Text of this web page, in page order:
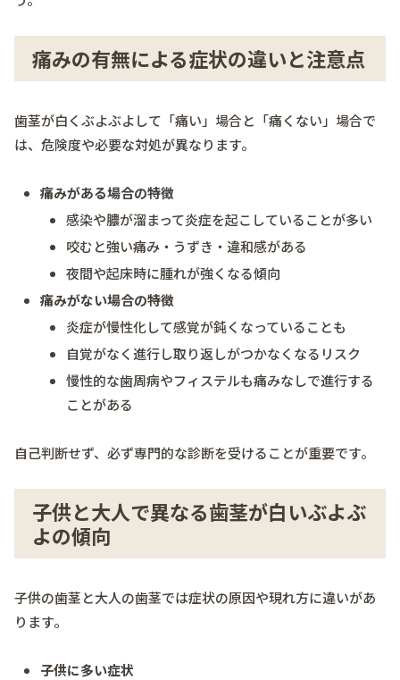
痛みの有無による症状の違いと注意点
歯茎が白くぶよぶよして「痛い」場合と「痛くない」場合で
は、危険度や必要な対処が異なります。
痛みがある場合の特徴
感染や膿が溜まって炎症を起こしていることが多い
咬むと強い痛み・うずき・違和感がある
夜間や起床時に腫れが強くなる傾向
痛みがない場合の特徴
炎症が慢性化して感覚が鈍くなっていることも
自覚がなく進行し取り返しがつかなくなるリスク
慢性的な歯周病やフィステルも痛みなしで進行する
ことがある
自己判断せず、必ず専門的な診断を受けることが重要です。
子供と大人で異なる歯茎が白いぶよぶ
よの傾向
子供の歯茎と大人の歯茎では症状の原因や現れ方に違いがあ
ります。
子供に多い症状